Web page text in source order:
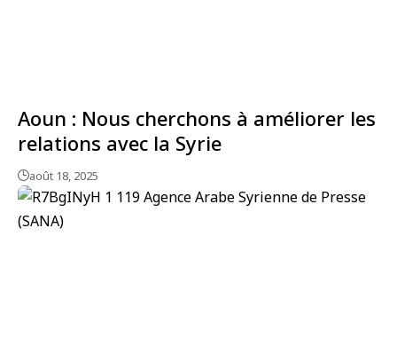
Aoun : Nous cherchons à améliorer les
relations avec la Syrie
août 18, 2025